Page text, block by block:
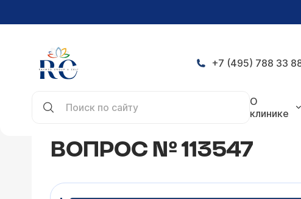
+7 (495) 788 33
О
клинике
ВОПРОС № 113547